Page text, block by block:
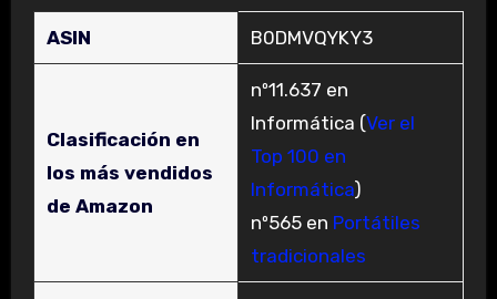
ASIN B0DMVQYKY3
Clasificación en
los más vendidos
de Amazon
nº11.637 en
Informática (Ver el
Top 100 en
Informática)
nº565 en Portátiles
tradicionales